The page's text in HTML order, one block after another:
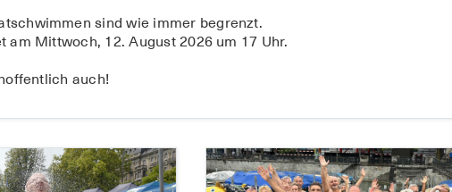
sind wie immer begrenzt.
am Mittwoch, 12. August 2026 um 17 Uhr.
auch!